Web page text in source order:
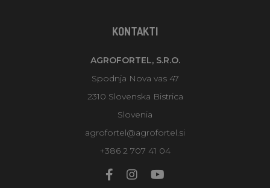
KONTAKTI
AGROFORTEL, S.R.O.
Spodnja Nova vas 47
2310 Slovenska Bistrica
Slovenia
agrofortel@agrofortel.si
+386 2 707 41 04